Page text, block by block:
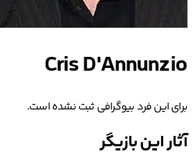
Cris D'Annunzio
برای این فرد بیوگرافی ثبت نشده است.
آثار این بازیگر